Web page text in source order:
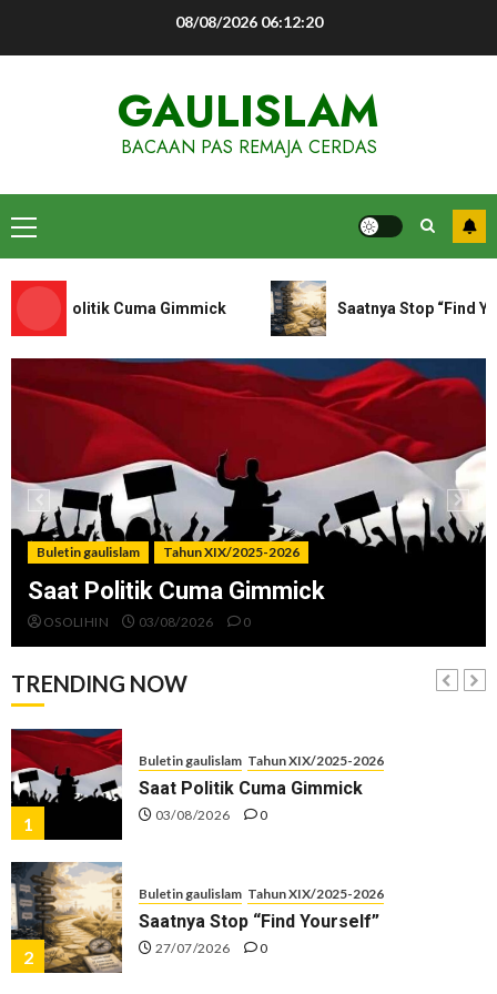
08/08/2026 06:12:20
GAULISLAM
BACAAN PAS REMAJA CERDAS
Primary
Menu
Saat Politik Cuma Gimmick Saatnya Stop “Find
Buletin gaulislam Tahun XIX/2025-2026
Saat Politik Cuma Gimmick
OSOLIHIN 03/08/2026 0
TRENDING NOW
Buletin gaulislam Tahun XIX/2025-2026
Menolak Penyimpangan
Buletin gaulislam Tahun XIX/2025-2026
Katanya Cinta, Kok Menyiksa?
29/06/2026 0
7
Buletin gaulislam Tahun XIX/2025-2026
22/06/2026
1
Buletin gaulislam Tahun XIX/2025-2026
Saat Politik Cuma Gimmick
03/08/2026 0
2
Buletin gaulislam Tahun XIX/2025-2026
Saatnya Stop “Find Yourself”
27/07/2026 0